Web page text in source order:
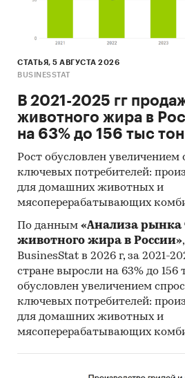
статистики РФ
Министерство
Федеральная
Федеральная налоговая
Таможенный союз
Наряду с официальной
обзоре приведены
исследований BusinesStat:
Аудит торговли
Опрос экспертов
Категории:
Продукты питания / Дрожжи
Промышленность / ... /
СТАТЬЯ, 5 АВГУСТА 2026
BUSINESSTAT
В 2021-2025 гг
животного жира в
на 63% до 156 тыс
Рост обусловлен увеличением
ключевых потребителей:
для домашних животных и
мясоперерабатывающих
По данным «Анализа рынка
животного жира в России»
BusinesStat в 2026 г, за 2021-
стране выросли на 63% до 156
обусловлен увеличением
ключевых потребителей:
для домашних животных и
мясоперерабатывающих